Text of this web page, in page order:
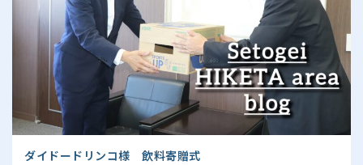
ダイドードリンコ様 飲料寄贈式